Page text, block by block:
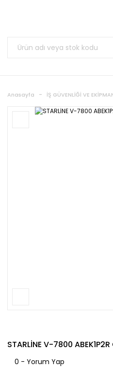
Anasayfa İŞ GÜVENLİĞİ VE
STARLİNE V-7800 ABEK1P2R
0 - Yorum Yap